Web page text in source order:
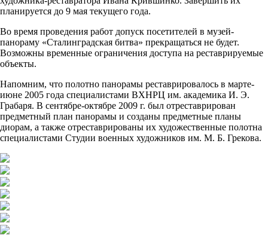
планируется до 9 мая текущего года.
Во время проведения работ допуск посетителей в музей-
панораму «Сталинградская битва» прекращаться не будет.
Возможны временные ограничения доступа на реставрируемые
объекты.
Напомним, что полотно панорамы реставрировалось в марте-
июне 2005 года специалистами ВХНРЦ им. академика И. Э.
Грабаря. В сентябре-октябре 2009 г. был отреставрирован
предметный план панорамы и созданы предметные планы
диорам, а также отреставрированы их художественные полотна
специалистами Студии военных художников им. М. Б. Грекова.